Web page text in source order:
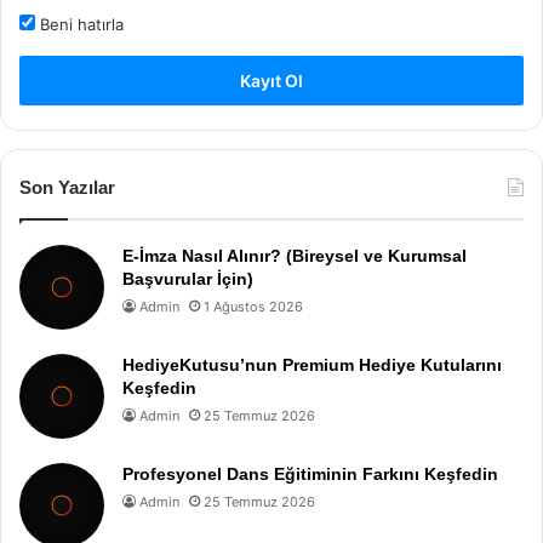
Beni hatırla
Kayıt Ol
Son Yazılar
E-İmza Nasıl Alınır? (Bireysel ve Kurumsal
Başvurular İçin)
Admin 1 Ağustos 2026
HediyeKutusu’nun Premium Hediye Kutularını
Keşfedin
Admin 25 Temmuz 2026
Profesyonel Dans Eğitiminin Farkını Keşfedin
Admin 25 Temmuz 2026